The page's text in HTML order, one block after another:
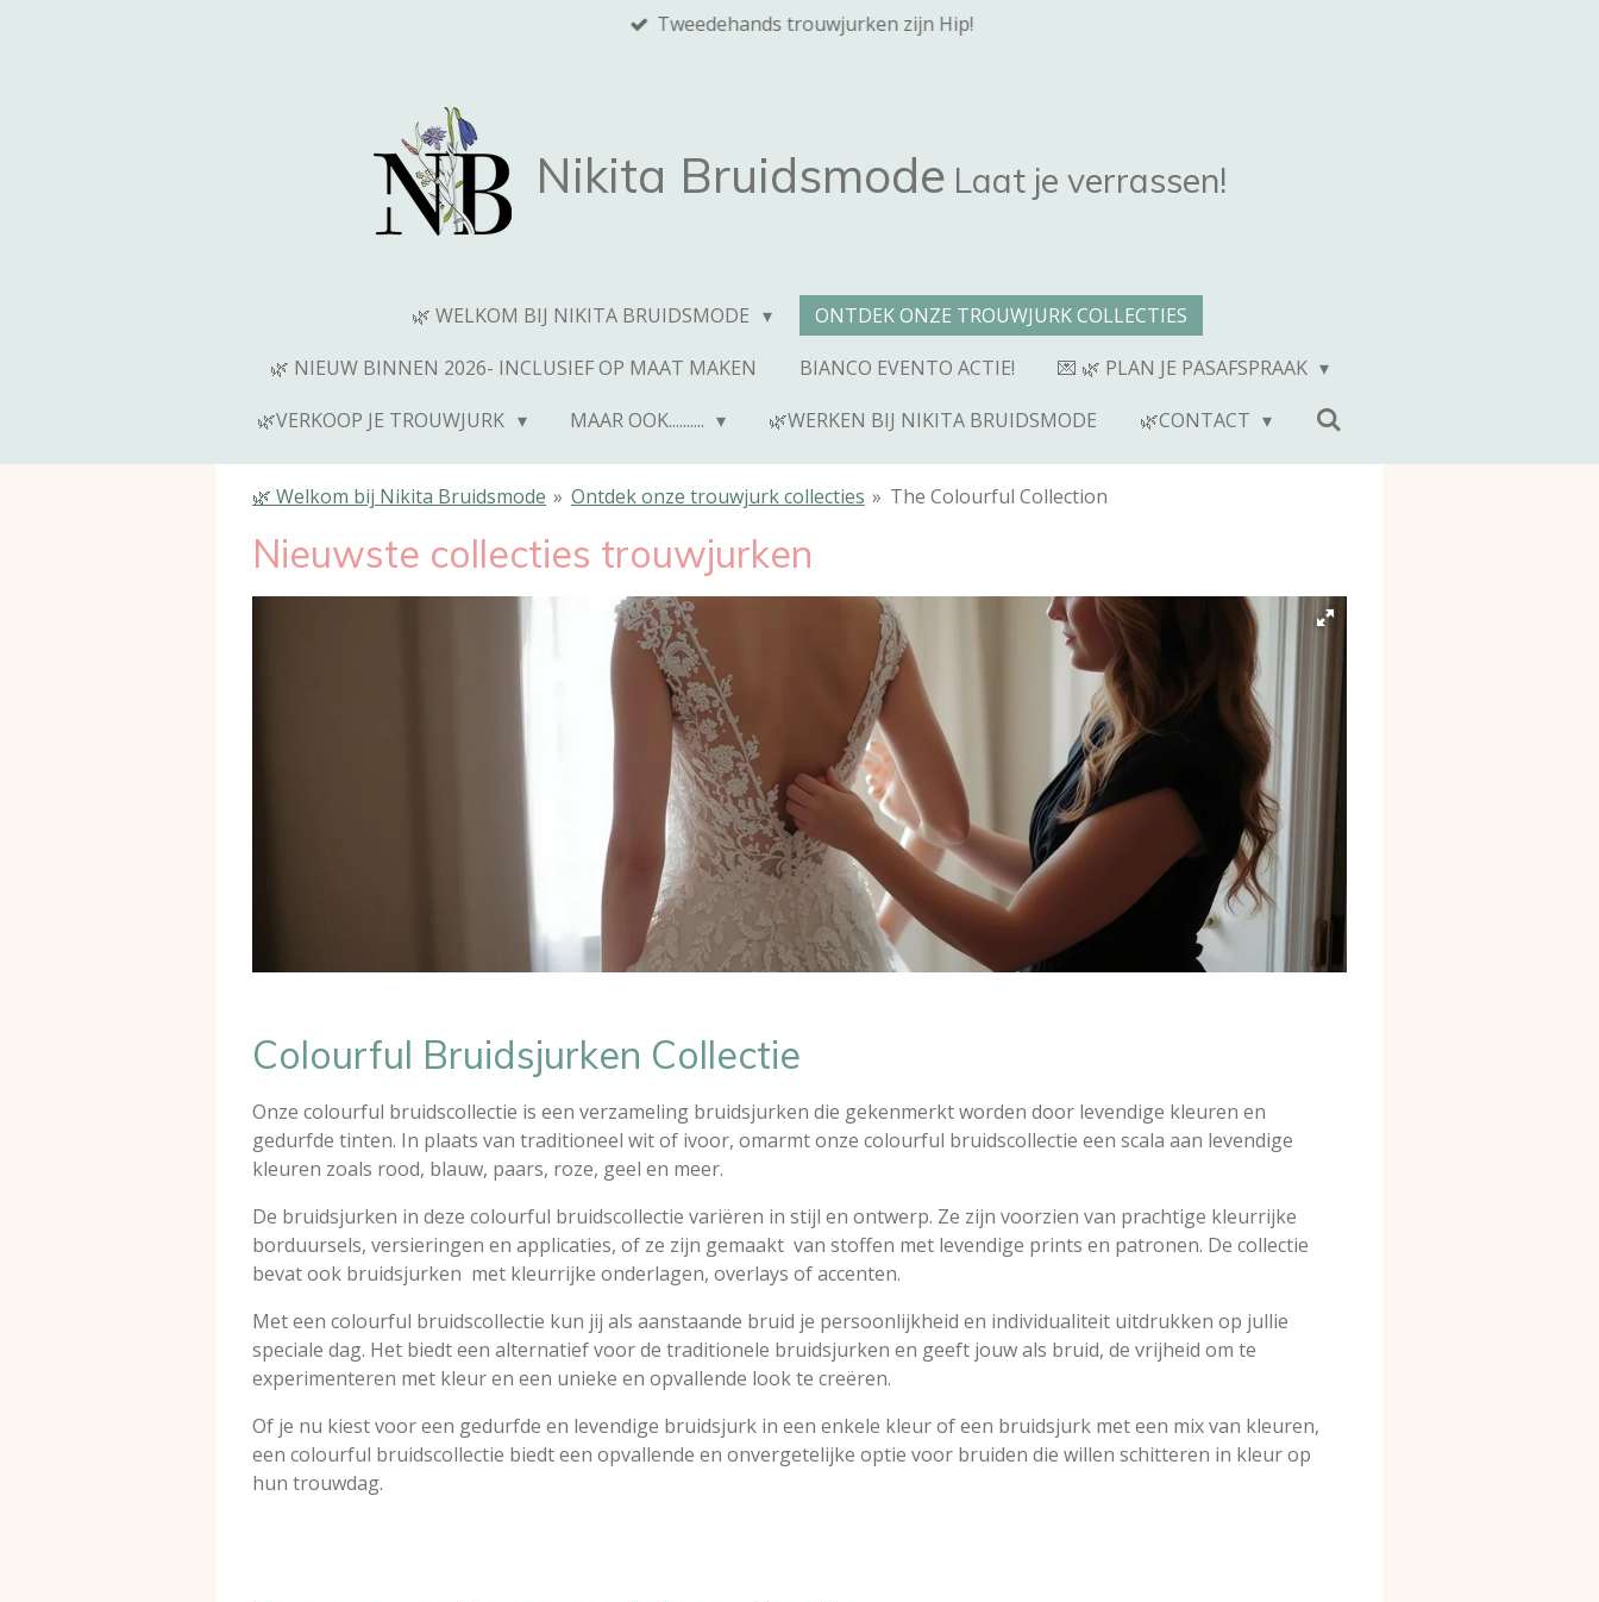
Tweedehands trouwjurken zijn Hip!
Nikita Bruidsmode Laat je verrassen!
🌿 WELKOM BIJ NIKITA BRUIDSMODE
ONTDEK ONZE TROUWJURK COLLECTIES
🌿 NIEUW BINNEN 2026- INCLUSIEF OP MAAT MAKEN
BIANCO EVENTO ACTIE!
💌 🌿 PLAN JE PASAFSPRAAK
🌿VERKOOP JE TROUWJURK
MAAR OOK.......... 🌿WERKEN BIJ NIKITA BRUIDSMODE 🌿CONTACT
🌿 Welkom bij Nikita Bruidsmode » Ontdek onze trouwjurk collecties » The Colourful Collection
Nieuwste collecties trouwjurken
Colourful Bruidsjurken Collectie
Onze colourful bruidscollectie is een verzameling bruidsjurken die gekenmerkt worden door levendige kleuren en
gedurfde tinten. In plaats van traditioneel wit of ivoor, omarmt onze colourful bruidscollectie een scala aan levendige
kleuren zoals rood, blauw, paars, roze, geel en meer.
De bruidsjurken in deze colourful bruidscollectie variëren in stijl en ontwerp. Ze zijn voorzien van prachtige kleurrijke
borduursels, versieringen en applicaties, of ze zijn gemaakt van stoffen met levendige prints en patronen. De collectie
bevat ook bruidsjurken met kleurrijke onderlagen, overlays of accenten.
Met een colourful bruidscollectie kun jij als aanstaande bruid je persoonlijkheid en individualiteit uitdrukken op jullie
speciale dag. Het biedt een alternatief voor de traditionele bruidsjurken en geeft jouw als bruid, de vrijheid om te
experimenteren met kleur en een unieke en opvallende look te creëren.
Of je nu kiest voor een gedurfde en levendige bruidsjurk in een enkele kleur of een bruidsjurk met een mix van kleuren,
een colourful bruidscollectie biedt een opvallende en onvergetelijke optie voor bruiden die willen schitteren in kleur op
hun trouwdag.